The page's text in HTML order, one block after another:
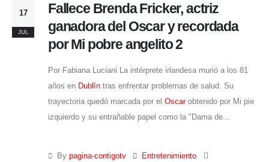
17
JUL
Fallece Brenda Fricker, actriz
ganadora del Oscar y recordada
por Mi pobre angelito 2
Por Fabiana Luciani La intérprete irlandesa murió a los 81
años en Dublín tras enfrentar problemas de salud. Su
trayectoria quedó marcada por el Oscar obtenido por Mi pie
izquierdo y su entrañable papel como la "Dama de...
By pagina-contigotv
Entretenimiento